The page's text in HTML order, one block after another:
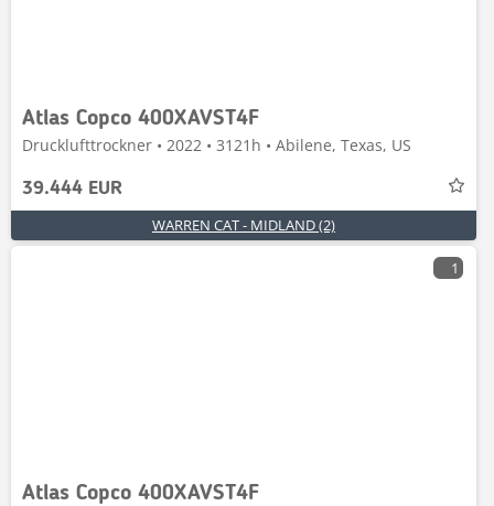
Atlas Copco 400XAVST4F
Drucklufttrockner • 2022 • 3121h • Abilene, Texas, US
39.444 EUR
WARREN CAT - MIDLAND (2)
1
Atlas Copco 400XAVST4F